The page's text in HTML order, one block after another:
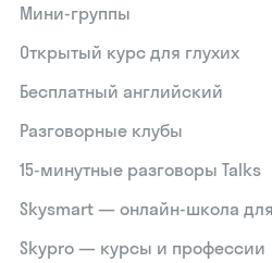
Мини-группы
Открытый курс для глухих
Бесплатный английский
Разговорные клубы
15‑минутные разговоры Talks
Skysmart — онлайн-школа
Skypro — курсы и профессии